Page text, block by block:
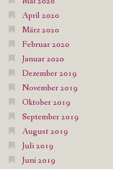
April 2020
März 2020
Februar 2020
Januar 2020
Dezember 2019
November 2019
Oktober 2019
September 2019
August 2019
Juli 2019
Juni 2019